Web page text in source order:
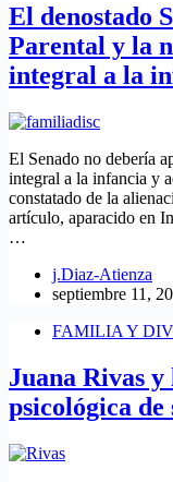
El denostado
Parental y la
integral a la
El Senado no debería
integral a la infancia y
constatado de la
artículo, aparacido en
…
j.Diaz-Atienza
septiembre 11,
FAMILIA Y
Juana Rivas
psicológica